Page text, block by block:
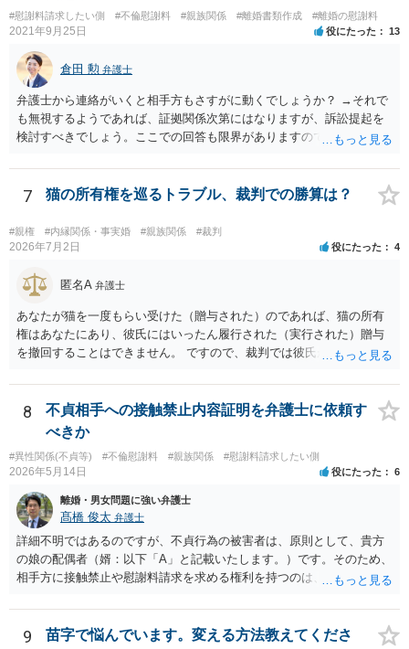
#慰謝料請求したい側 #不倫慰謝料 #親族関係 #離婚書類作成 #離婚の慰謝料
2021年9月25日 役にたった 13
倉田 勲 弁護士
弁護士から連絡がいくと相手方もさすがに動くでしょうか？ →それで
も無視するようであれば、証拠関係次第にはなりますが、訴訟提起を
検討すべきでしょう。ここでの回答も限界がありますので、とりあえ
7 猫の所有権を巡るトラブル、裁判での勝算は？
#親権 #内縁関係・事実婚 #親族関係 #裁判
2026年7月2日 役にたった 4
匿名A 弁護士
あなたが猫を一度もらい受けた（贈与された）のであれば、猫の所有
権はあなたにあり、彼氏にはいったん履行された（実行された）贈与
を撤回することはできません。 ですので、裁判では彼氏が勝つことは
の事情からははっきりしませんので、早めに弁護士に面談相談する方
がいいでしょう。 場合によっては弁護士名で通知等出してもらうほう
がいいかもしれません。
8
不貞相手への接触禁止内容証明を弁護士に依頼す
べきか
#異性関係(不貞等) #不倫慰謝料 #親族関係 #慰謝料請求したい側
2026年5月14日 役にたった 6
離婚・男女問題に強い弁護士
髙橋 俊太 弁護士
詳細不明ではあるのですが、不貞行為の被害者は、原則として、貴方
の娘の配偶者（婿：以下「A」と記載いたします。）です。そのため、
相手方に接触禁止や慰謝料請求を求める権利を持つのは、基本的にはA
的な根拠が弱いように思われます。Aが慰謝料を請求しない場合であっ
ても、Aが「今後、妻に私的に接触しないでほしい」という通知・警告
9
苗字で悩んでいます。変える方法教えてくださ